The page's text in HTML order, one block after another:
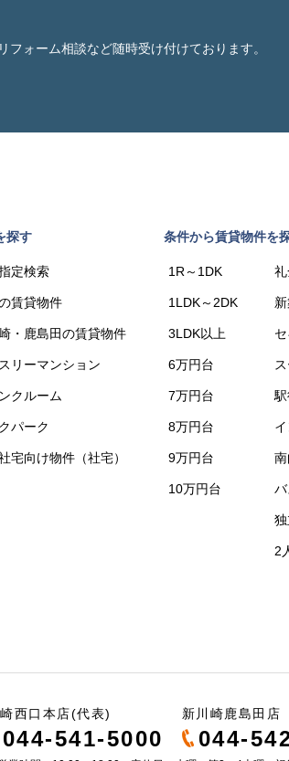
ォーム相談など随時受け付けております。
探す
定検索
賃貸物件
・鹿島田の賃貸物件
リーマンション
クルーム
パーク
宅向け物件（社宅）
条件から賃貸物件を
1R～1DK
1LDK～2DK
3LDK以上
6万円台
7万円台
8万円台
9万円台
10万円台
南
2
崎西口本店(代表)
044-541-5000
新川崎鹿島田店
044-